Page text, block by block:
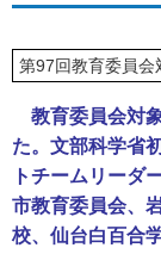
第97回教育委員会
教育委員会対
た。文部科学省
トチームリーダ
市教育委員会、
校、仙台白百合